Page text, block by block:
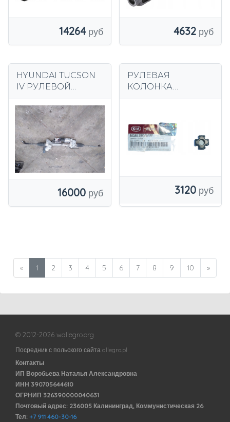
14264 4632
HYUNDAI TUCSON
IV РУЛЕВОЙ
A010J571
57700R2000
16000
РУЛЕВАЯ
КОЛОНКА
TUCSON KIA
SPORTAGE III 3
3120
« 1 2 3 4 5 6 7 8 9 10 »
© 2012-2026 wallegro.org
Посредник с польского сайта allegro.pl
Контакты
ИП Воробьева Наталья Александровна
ИНН 390705644610
ОГРНИП 326390000040631
Почтовый адрес: 236005 Калининград, Коммунистическая 26
Тел: +7 911 460-30-16